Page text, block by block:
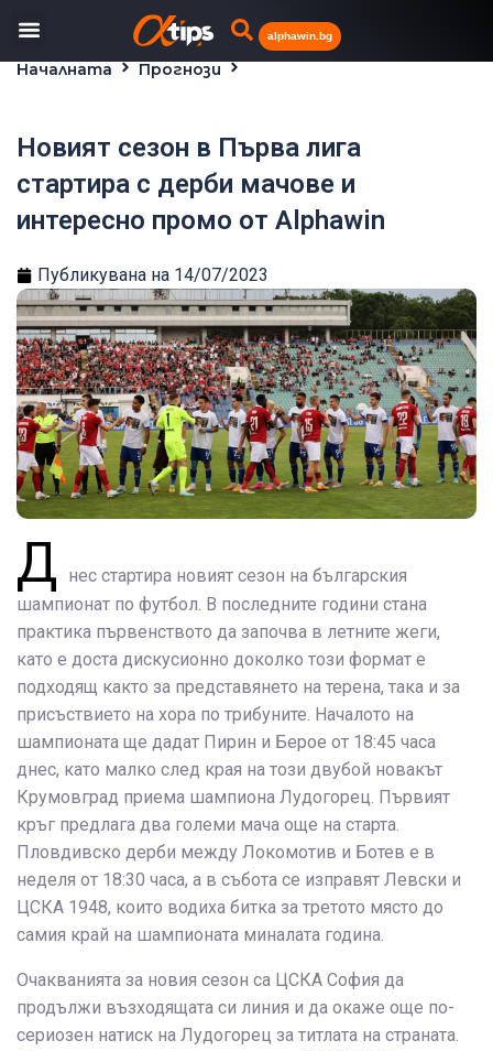
alphawin.bg
Началната
Прогнози
Новият сезон в Първа лига
стартира с дерби мачове и
интересно промо от Alphawin
Публикувана на 14/07/2023
Д
нес стартира новият сезон на българския
шампионат по футбол. В последните години стана
практика първенството да започва в летните жеги,
като е доста дискусионно доколко този формат е
подходящ както за представянето на терена, така и за
присъствието на хора по трибуните. Началото на
шампионата ще дадат Пирин и Берое от 18:45 часа
днес, като малко след края на този двубой новакът
Крумовград приема шампиона Лудогорец. Първият
кръг предлага два големи мача още на старта.
Пловдивско дерби между Локомотив и Ботев е в
неделя от 18:30 часа, а в събота се изправят Левски и
ЦСКА 1948, които водиха битка за третото място до
самия край на шампионата миналата година.
Очакванията за новия сезон са ЦСКА София да
продължи възходящата си линия и да окаже още по-
сериозен натиск на Лудогорец за титлата на страната.